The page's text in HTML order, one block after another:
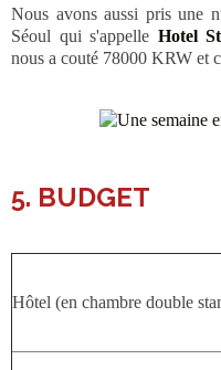
Nous avons aussi pris une
Séoul qui s'appelle Hotel
nous a couté 78000 KRW et
5. BUDGET
Hôtel (en chambre double